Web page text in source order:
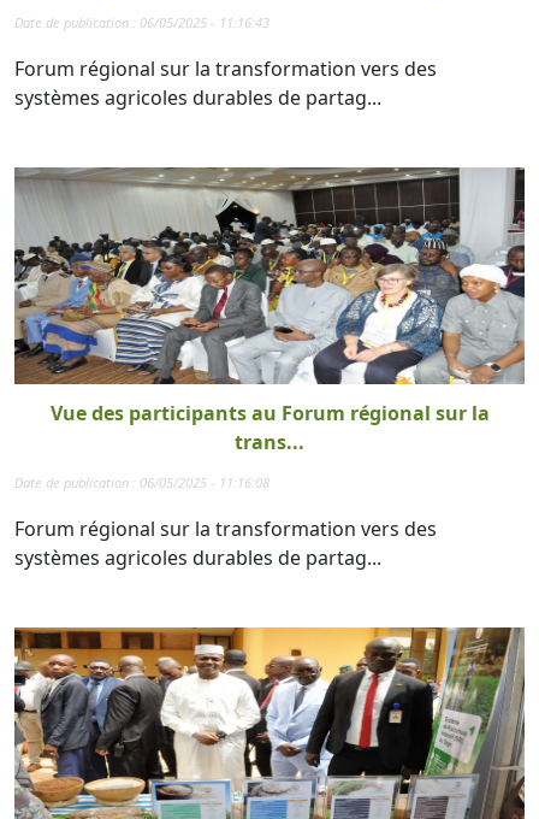
Date de publication : 06/05/2025 - 11:16:43
Forum régional sur la transformation vers des
systèmes agricoles durables de partag...
Vue des participants au Forum régional sur la
trans...
Date de publication : 06/05/2025 - 11:16:08
Forum régional sur la transformation vers des
systèmes agricoles durables de partag...